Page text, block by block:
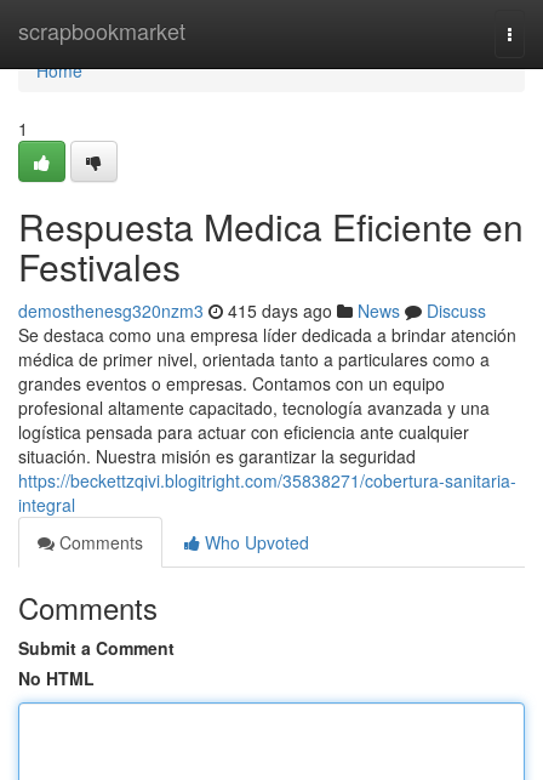
scrapbookmarket
Home
Home
1
Respuesta Medica Eficiente en
Festivales
demosthenesg320nzm3 415 days ago News
Discuss
Se destaca como una empresa líder dedicada a brindar atención
médica de primer nivel, orientada tanto a particulares como a
grandes eventos o empresas. Contamos con un equipo
profesional altamente capacitado, tecnología avanzada y una
logística pensada para actuar con eficiencia ante cualquier
situación. Nuestra misión es garantizar la seguridad
https://beckettzqivi.blogitright.com/35838271/cobertura-sanitaria-
integral
Comments
Who Upvoted
Comments
Submit a Comment
No HTML